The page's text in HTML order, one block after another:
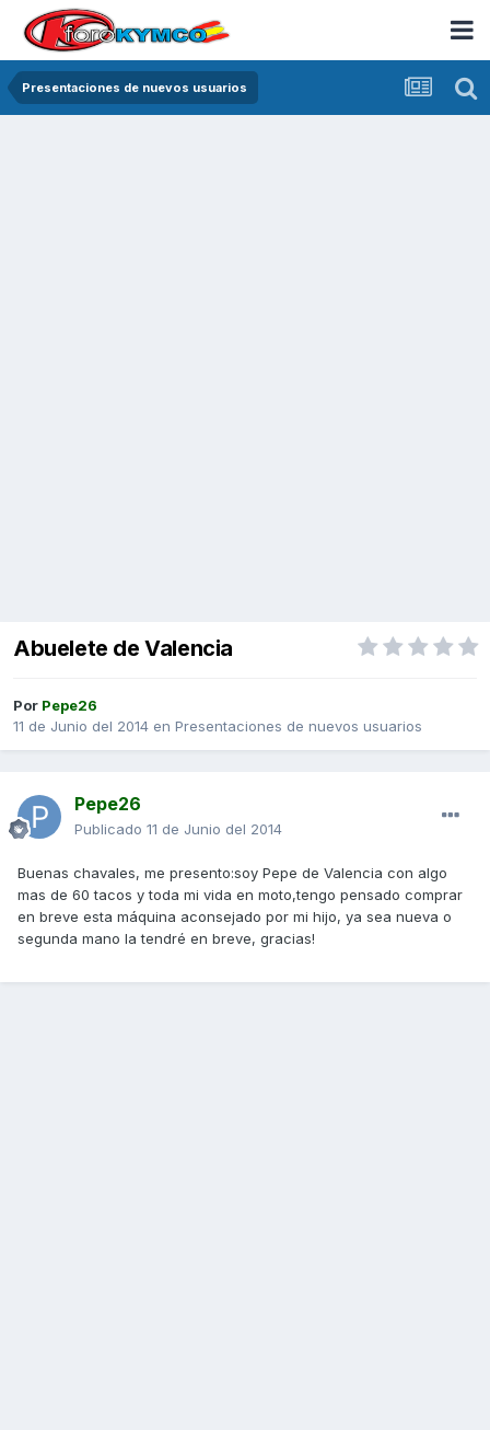
Presentaciones de nuevos usuarios
Abuelete de Valencia
Por Pepe26
11 de Junio del 2014 en Presentaciones de nuevos usuarios
Pepe26
Publicado 11 de Junio del 2014
Buenas chavales, me presento:soy Pepe de Valencia con algo
mas de 60 tacos y toda mi vida en moto,tengo pensado comprar
en breve esta máquina aconsejado por mi hijo, ya sea nueva o
segunda mano la tendré en breve, gracias!